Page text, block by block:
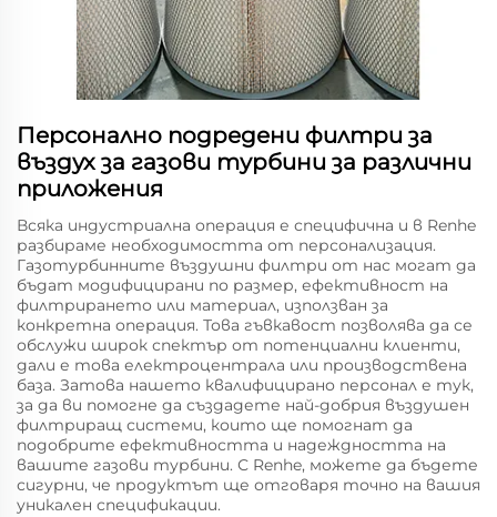
Персонално подредени филтри за
въздух за газови турбини за различни
приложения
Всяка индустриална операция е специфична и в Renhe
разбираме необходимостта от персонализация.
Газотурбинните въздушни филтри от нас могат да
бъдат модифицирани по размер, ефективност на
филтрирането или материал, използван за
конкретна операция. Това гъвкавост позволява да се
обслужи широк спектър от потенциални клиенти,
дали е това електроцентрала или производствена
база. Затова нашето квалифицирано персонал е тук,
за да ви помогне да създадете най-добрия въздушен
филтриращ системи, които ще помогнат да
подобрите ефективността и надеждността на
вашите газови турбини. С Renhe, можете да бъдете
сигурни, че продуктът ще отговаря точно на вашия
уникален спецификации.